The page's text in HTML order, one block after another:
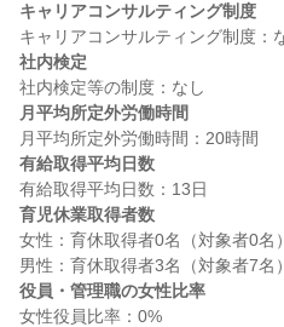
キャリアコンサルティング制度
社内検定
月平均所定外労働時間
有給取得平均日数
育児休業取得者数
女性：育休取得者0名（対象者0名）
役員・管理職の女性比率
女性役員比率：0%